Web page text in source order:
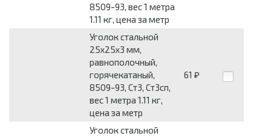
8509-93, вес 1 метра
1.11 кг, цена за метр
Уголок стальной
25x25x3 мм,
равнополочный,
горячекатаный,
8509-93, Ст3, Ст3сп,
вес 1 метра 1.11 кг,
цена за метр
61 ₽
Уголок стальной